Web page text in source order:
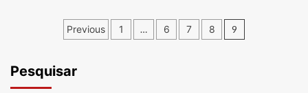
Paginação
posts
Previous 1 … 6 7 8 9
Pesquisar